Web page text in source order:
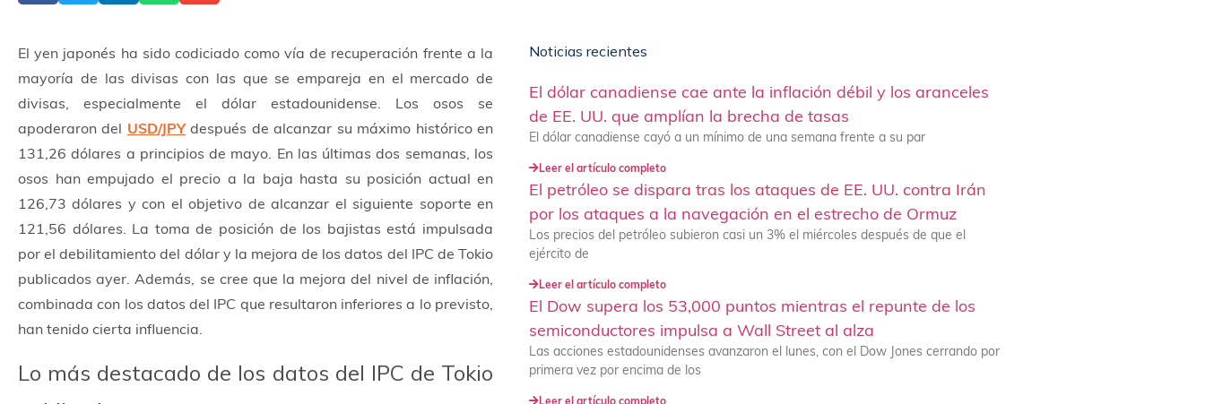
El yen japonés ha sido codiciado como vía de recuperación frente a la
mayoría de las divisas con las que se empareja en el mercado de
divisas, especialmente el dólar estadounidense. Los osos se
apoderaron del USD/JPY después de alcanzar su máximo histórico en
131,26 dólares a principios de mayo. En las últimas dos semanas, los
osos han empujado el precio a la baja hasta su posición actual en
126,73 dólares y con el objetivo de alcanzar el siguiente soporte en
121,56 dólares. La toma de posición de los bajistas está impulsada
por el debilitamiento del dólar y la mejora de los datos del IPC de Tokio
publicados ayer. Además, se cree que la mejora del nivel de inflación,
combinada con los datos del IPC que resultaron inferiores a lo previsto,
han tenido cierta influencia.
Lo más destacado de los datos del IPC de Tokio
Noticias recientes
El dólar canadiense cae ante la inflación débil y los aranceles
de EE. UU. que amplían la brecha de tasas
El dólar canadiense cayó a un mínimo de una semana frente a su par
Leer el artículo completo
El petróleo se dispara tras los ataques de EE. UU. contra Irán
por los ataques a la navegación en el estrecho de Ormuz
Los precios del petróleo subieron casi un 3% el miércoles después de que el
ejército de
Leer el artículo completo
El Dow supera los 53,000 puntos mientras el repunte de los
semiconductores impulsa a Wall Street al alza
Las acciones estadounidenses avanzaron el lunes, con el Dow Jones cerrando por
primera vez por encima de los
Leer el artículo completo